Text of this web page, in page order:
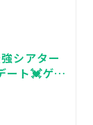
シアター
ート💓ゲー
橋